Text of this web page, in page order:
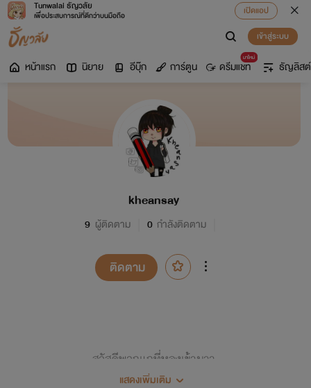
Tunwalai ธัญวลัย
เพื่อประสบการณ์ที่ดีกว่าบนมือถือ
เปิดแอป
เข้าสู่ระบบ
หน้าแรก นิยาย อีบุ๊ก การ์ตูน
มาใหม่
ดรีมแชท ธัญลิสต์
kheansay
9 ผู้ติดตาม 0 กำลังติดตาม
ติดตาม
สวัสดีพวกแกที่หลงเข้ามาา
แสดงเพิ่มเติม